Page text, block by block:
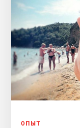
ОПЫТ